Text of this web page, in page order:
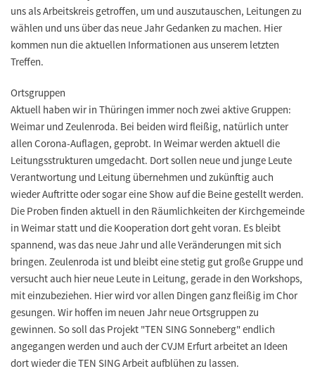
uns als Arbeitskreis getroffen, um und auszutauschen, Leitungen zu
wählen und uns über das neue Jahr Gedanken zu machen. Hier
kommen nun die aktuellen Informationen aus unserem letzten
Treffen.
Ortsgruppen
Aktuell haben wir in Thüringen immer noch zwei aktive Gruppen:
Weimar und Zeulenroda. Bei beiden wird fleißig, natürlich unter
allen Corona-Auflagen, geprobt. In Weimar werden aktuell die
Leitungsstrukturen umgedacht. Dort sollen neue und junge Leute
Verantwortung und Leitung übernehmen und zukünftig auch
wieder Auftritte oder sogar eine Show auf die Beine gestellt werden.
Die Proben finden aktuell in den Räumlichkeiten der Kirchgemeinde
in Weimar statt und die Kooperation dort geht voran. Es bleibt
spannend, was das neue Jahr und alle Veränderungen mit sich
bringen. Zeulenroda ist und bleibt eine stetig gut große Gruppe und
versucht auch hier neue Leute in Leitung, gerade in den Workshops,
mit einzubeziehen. Hier wird vor allen Dingen ganz fleißig im Chor
gesungen. Wir hoffen im neuen Jahr neue Ortsgruppen zu
gewinnen. So soll das Projekt "TEN SING Sonneberg" endlich
angegangen werden und auch der CVJM Erfurt arbeitet an Ideen
dort wieder die TEN SING Arbeit aufblühen zu lassen.